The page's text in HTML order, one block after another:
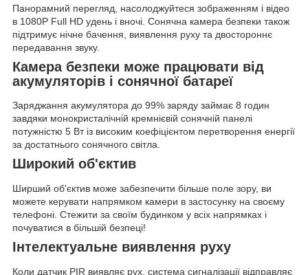
Панорамний перегляд, насолоджуйтеся зображенням і відео
в 1080P Full HD удень і вночі. Сонячна камера безпеки також
підтримує нічне бачення, виявлення руху та двостороннє
передавання звуку.
Камера безпеки може працювати від
акумуляторів і сонячної батареї
Заряджання акумулятора до 99% заряду займає 8 годин
завдяки монокристалічній кремнієвій сонячній панелі
потужністю 5 Вт із високим коефіцієнтом перетворення енергії
за достатнього сонячного світла.
Широкий об'єктив
Ширший об'єктив може забезпечити більше поле зору, ви
можете керувати напрямком камери в застосунку на своєму
телефоні. Стежити за своїм будинком у всіх напрямках і
почуватися в більшій безпеці!
Інтелектуальне виявлення руху
Коли датчик PIR виявляє рух, система сигналізації відправляє